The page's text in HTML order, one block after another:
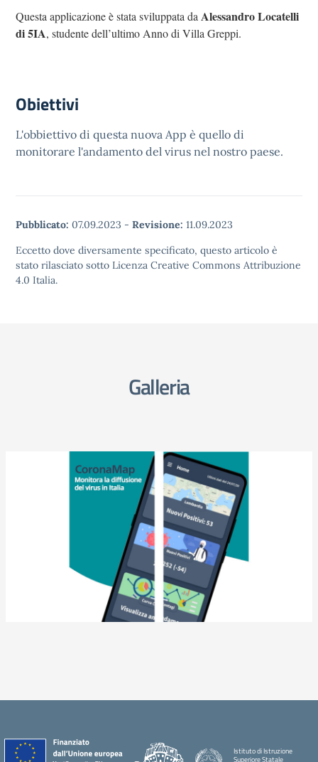
Questa applicazione è stata sviluppata da Alessandro Locatelli
di 5IA, studente dell’ultimo Anno di Villa Greppi.
Obiettivi
L'obbiettivo di questa nuova App è quello di
monitorare l'andamento del virus nel nostro paese.
Pubblicato: 07.09.2023 - Revisione: 11.09.2023
Eccetto dove diversamente specificato, questo articolo è
stato rilasciato sotto Licenza Creative Commons Attribuzione
4.0 Italia.
Galleria
Istituto di Istruzione
Superiore Statale